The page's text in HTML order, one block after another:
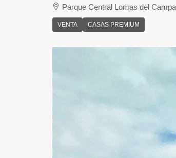
Parque Central Lomas del
VENTA CASAS PREMIUM